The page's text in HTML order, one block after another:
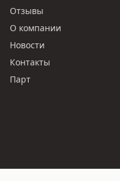
Отзывы
О компании
Новости
Контакты
Парт